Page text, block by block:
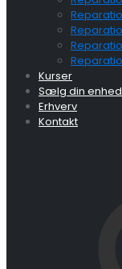
Kurser
Sælg din enhed
Erhverv
Kontakt